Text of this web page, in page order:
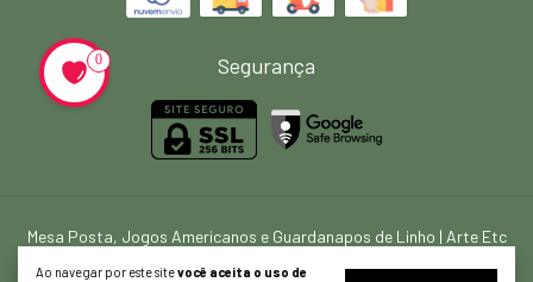
Ao navegar por este sitevocê aceita o uso de
Segurança
Mesa Posta, Jogos Americanos e Guardanapos de Linho | Arte Etc
0